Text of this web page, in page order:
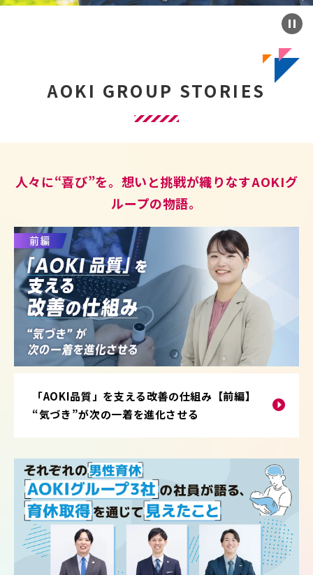
AOKI GROUP STORIES
人々に“喜び”を。想いと挑戦が織りなすAOKIグ
ループの物語。
「AOKI品質」を支える改善の仕組み【前編】
“気づき”が次の一着を進化させる